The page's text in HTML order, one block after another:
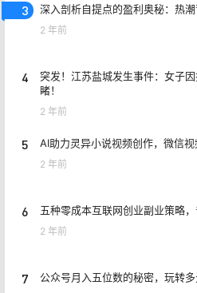
3 深入剖析自提点的盈利奥秘：热
2 年前
4
突发！江苏盐城发生事件：女子
睹！
2 年前
5 AI助力灵异小说视频创作，微信
2 年前
6 五种零成本互联网创业副业策略
2 年前
7 公众号月入五位数的秘密，玩转